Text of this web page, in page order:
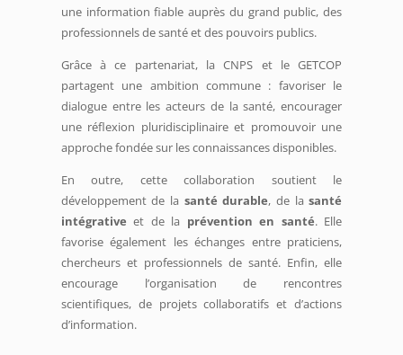
une information fiable auprès du grand public, des
professionnels de santé et des pouvoirs publics.
Grâce à ce partenariat, la CNPS et le GETCOP
partagent une ambition commune : favoriser le
dialogue entre les acteurs de la santé, encourager
une réflexion pluridisciplinaire et promouvoir une
approche fondée sur les connaissances disponibles.
En outre, cette collaboration soutient le
développement de la santé durable, de lasanté
intégrative et de la prévention en santé. Elle
favorise également les échanges entre praticiens,
chercheurs et professionnels de santé. Enfin, elle
encourage l’organisation de rencontres
scientifiques, de projets collaboratifs et d’actions
d’information.